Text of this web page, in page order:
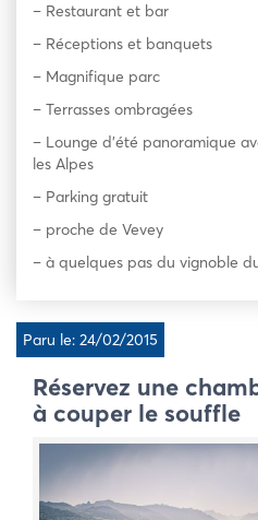
– Restaurant et bar
– Réceptions et banquets
– Magnifique parc
– Terrasses ombragées
– Lounge d’été panoramique
les Alpes
– Parking gratuit
– proche de Vevey
– à quelques pas du vignoble
Paru le: 24/02/2015
Réservez une
à couper le souffle